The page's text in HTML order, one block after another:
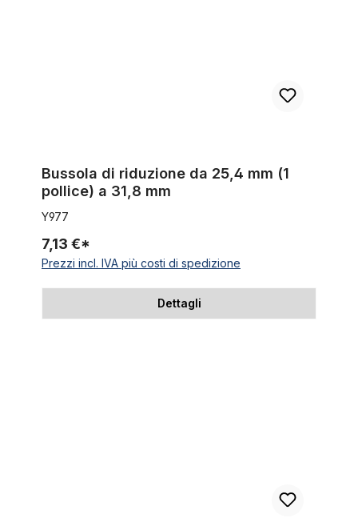
Bussola di riduzione da 25,4 mm (1
pollice) a 31,8 mm
Y977
7,13 €*
Prezzi incl. IVA più costi di spedizione
Dettagli